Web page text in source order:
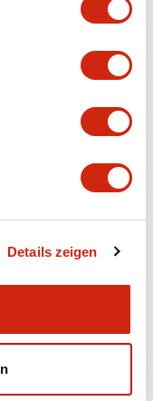
Details zeigen